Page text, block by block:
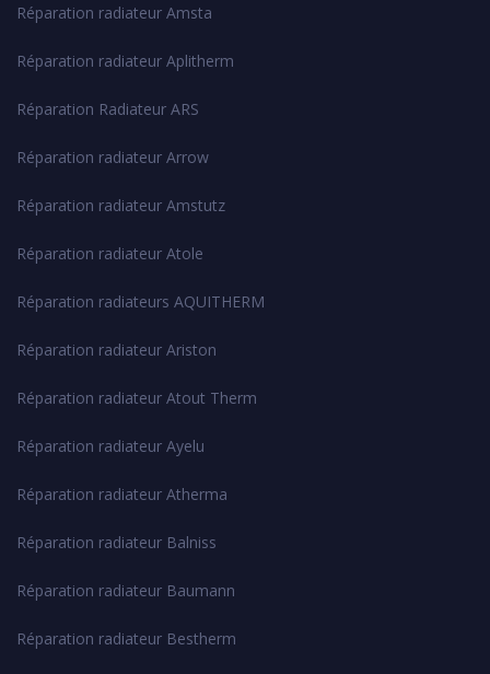
Réparation radiateur Amsta
Réparation radiateur Aplitherm
Réparation Radiateur ARS
Réparation radiateur Arrow
Réparation radiateur Amstutz
Réparation radiateur Atole
Réparation radiateurs AQUITHERM
Réparation radiateur Ariston
Réparation radiateur Atout Therm
Réparation radiateur Ayelu
Réparation radiateur Atherma
Réparation radiateur Balniss
Réparation radiateur Baumann
Réparation radiateur Bestherm